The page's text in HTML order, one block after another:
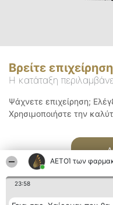
ΑΕΤΟΊ των
23:58
Βρείτε επιχείρηση
Η κατάταξη
Ψάχνετε επιχείρηση;
Χρησιμοποιήστε την